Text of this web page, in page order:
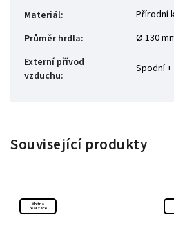
Materiál: Přírodní
Průměr hrdla:
Ø 130
Externí přívod
vzduchu:
Spodní
Související produkty
Možná
realizace